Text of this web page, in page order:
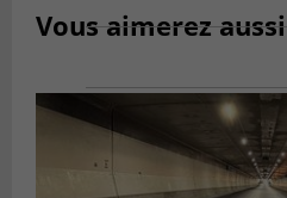
Vous aimerez aussi